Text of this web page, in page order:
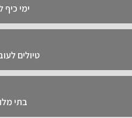
ימי כיף
טיולים
בתי